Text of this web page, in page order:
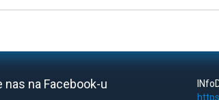
nas na Facebook-u